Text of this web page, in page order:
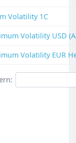
Volatility 1C
Volatility USD
Volatility EUR